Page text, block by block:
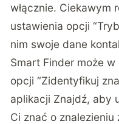
włącznie. Ciekawym
ustawienia opcji
nim swoje dane
Smart Finder może
opcji “Zidentyfikuj
aplikacji Znajdź, aby
Ci znać o znalezieniu